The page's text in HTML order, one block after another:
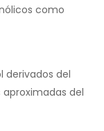
como
derivados del
del